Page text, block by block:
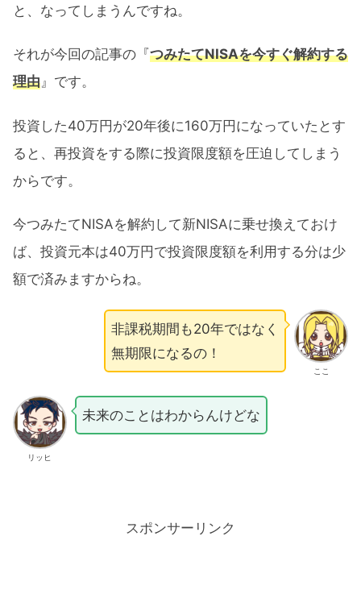
と、なってしまうんですね。
それが今回の記事の『つみたてNISAを今すぐ解約する
理由』です。
投資した40万円が20年後に160万円になっていたとす
ると、再投資をする際に投資限度額を圧迫してしまう
からです。
今つみたてNISAを解約して新NISAに乗せ換えておけ
ば、投資元本は40万円で投資限度額を利用する分は少
額で済みますからね。
ここ
非課税期間も20年ではなく
無期限になるの！
リッヒ
未来のことはわからんけどな
スポンサーリンク